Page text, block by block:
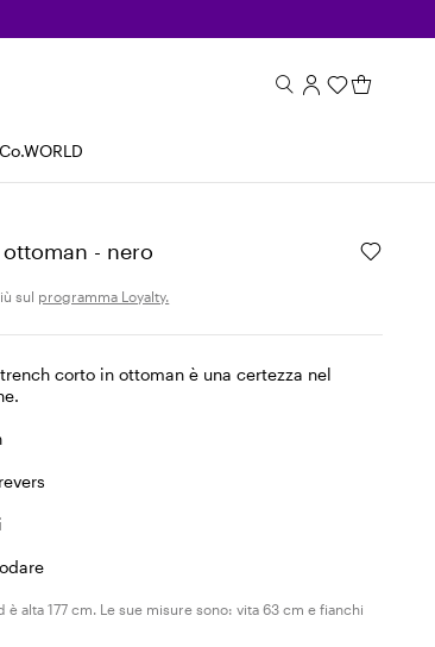
- nero
sul programma Loyalty.
corto in ottoman è una certezza nel
è alta 177 cm. Le sue misure sono: vita 63 cm e fianchi